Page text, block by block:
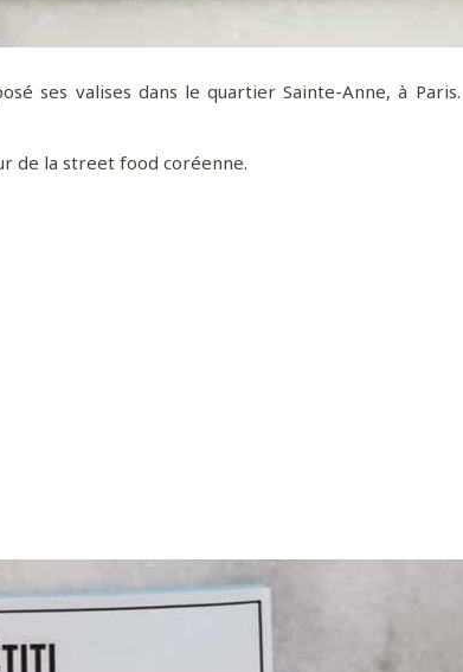
ses valises dans le quartier Sainte-Anne, à
de la street food coréenne.